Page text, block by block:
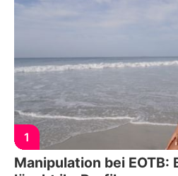
1
Manipulation bei EOTB: